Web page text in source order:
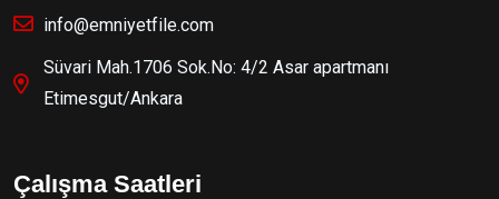
info@emniyetfile.com
Süvari Mah.1706 Sok.No: 4/2 Asar apartmanı
Etimesgut/Ankara
Çalışma Saatleri